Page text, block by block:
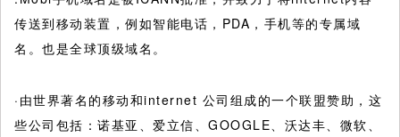
传送到移动装置，例如智能电话，PDA，手机等的专属域
名。也是全球顶级域名。
·由世界著名的移动和internet 公司组成的一个联盟赞助，这
些公司包括：诺基亚、爱立信、GOOGLE、沃达丰、微软、